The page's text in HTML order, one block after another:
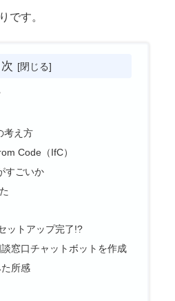
です。
考え方
Code（IfC）
すごいか
ットアップ完了!?
窓口チャットボットを作成
所感